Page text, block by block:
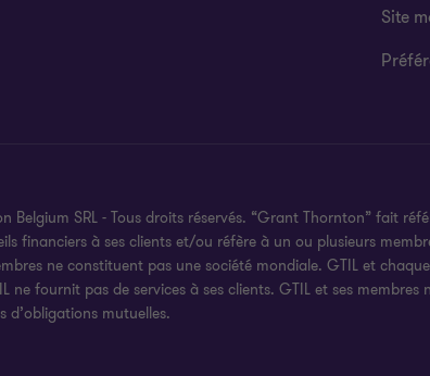
Site
Belgium SRL - Tous droits réservés. “Grant Thornton” fait
financiers à ses clients et/ou réfère à un ou plusieurs
ne constituent pas une société mondiale. GTIL et
ne fournit pas de services à ses clients. GTIL et ses
d’obligations mutuelles.